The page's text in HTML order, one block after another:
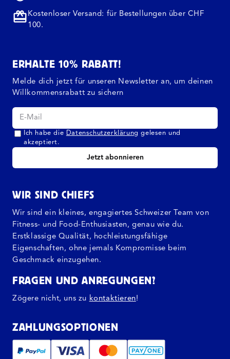
Kostenloser Versand: für Bestellungen über CHF
100.
ERHALTE 10% RABATT!
Melde dich jetzt für unseren Newsletter an, um deinen
Willkommensrabatt zu sichern
Ich habe die Datenschutzerklärung gelesen und
akzeptiert.
Jetzt abonnieren
WIR SIND CHIEFS
Wir sind ein kleines, engagiertes Schweizer Team von
Fitness- und Food-Enthusiasten, genau wie du.
Erstklassige Qualität, hochleistungsfähige
Eigenschaften, ohne jemals Kompromisse beim
Geschmack einzugehen.
FRAGEN UND ANREGUNGEN?
Zögere nicht, uns zu kontaktieren!
ZAHLUNGSOPTIONEN